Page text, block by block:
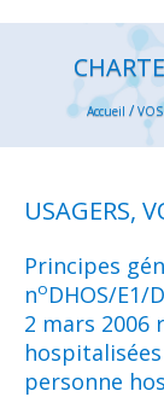
Accueil /
USAGERS,
Principes
noDHOS/E1/
2 mars 2006
personne